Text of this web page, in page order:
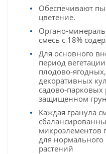
Обеспечивают
цветение.
Органо-
смесь с 18%
Для основного
период
декоративных
защищенном
Каждая гранула
микроэлементов
для нормального
растений